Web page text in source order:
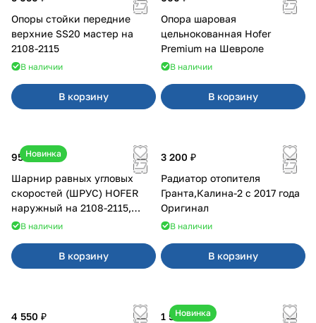
Опоры стойки передние
верхние SS20 мастер на
2108-2115
В наличии
В корзину
Опора шаровая
цельнокованная Hofer
Premium на Шевроле
В наличии
В корзину
Новинка
950 ₽
Шарнир равных угловых
скоростей (ШРУС) HOFER
наружный на 2108-2115,
2110-2112
В наличии
В корзину
3 200 ₽
Радиатор отопителя
Гранта,Калина-2 с 2017 года
Оригинал
В наличии
В корзину
4 550 ₽
Новинка
1 500 ₽